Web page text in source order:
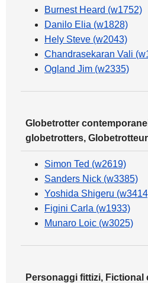
Burnest Heard (w1752)
Danilo Elia (w1828)
Hely Steve (w2043)
Chandrasekaran Vali
Ogland Jim (w2335)
Globetrotter
globetrotters,
Simon Ted (w2619)
Sanders Nick (w3385)
Yoshida Shigeru
Figini Carla (w1933)
Munaro Loic (w3025)
Personaggi fittizi, Fictional